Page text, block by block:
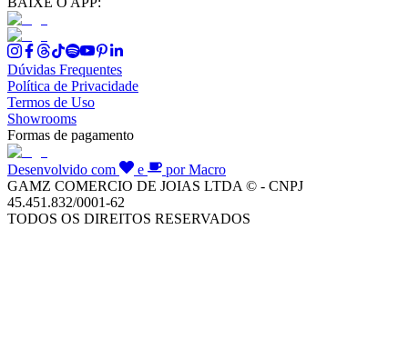
Dúvidas Frequentes
Política de Privacidade
Termos de Uso
Showrooms
Formas de pagamento
Desenvolvido com e
por Macro
GAMZ COMERCIO DE JOIAS LTDA © - CNPJ
45.451.832/0001-62
TODOS OS DIREITOS RESERVADOS